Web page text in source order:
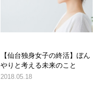
【仙台独身女子の終活】ぼん
やりと考える未来のこと
2018.05.18